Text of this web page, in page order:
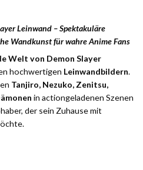
Leinwand – Spektakuläre
Wandkunst für wahre Anime Fans
Welt von Demon Slayer
hochwertigen Leinwandbildern.
Tanjiro, Nezuko, Zenitsu,
in actiongeladenen Szenen
der sein Zuhause mit